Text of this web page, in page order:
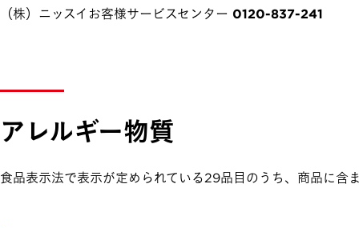
（株）ニッスイお客様サービスセンター 0120-837-241
アレルギー物質
食品表示法で表示が定められている29品目のうち、商品に含